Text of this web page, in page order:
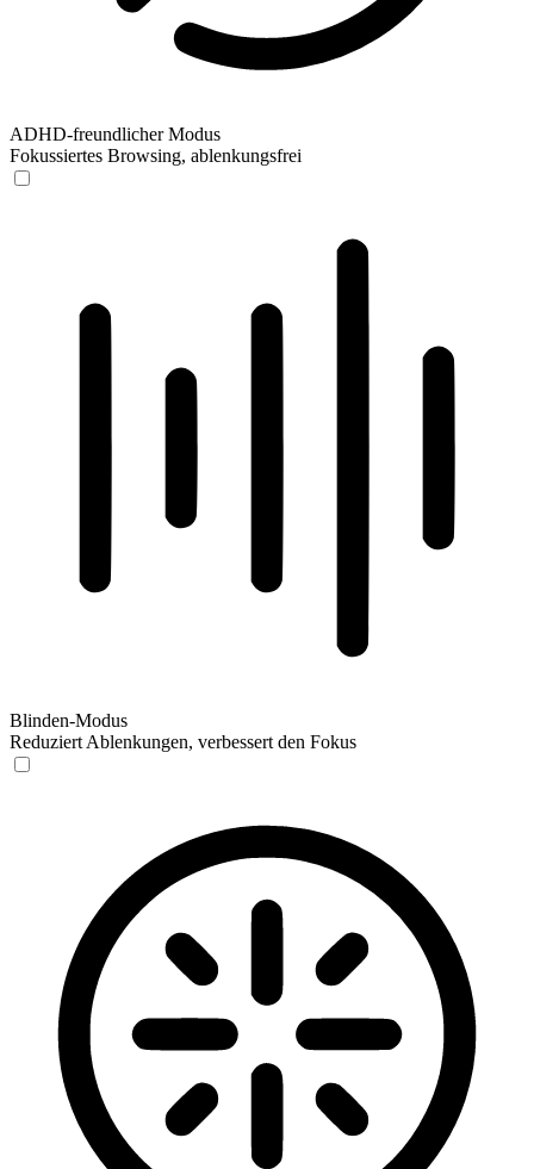
ADHD-freundlicher Modus
Fokussiertes Browsing, ablenkungsfrei
Blinden-Modus
Reduziert Ablenkungen, verbessert den Fokus